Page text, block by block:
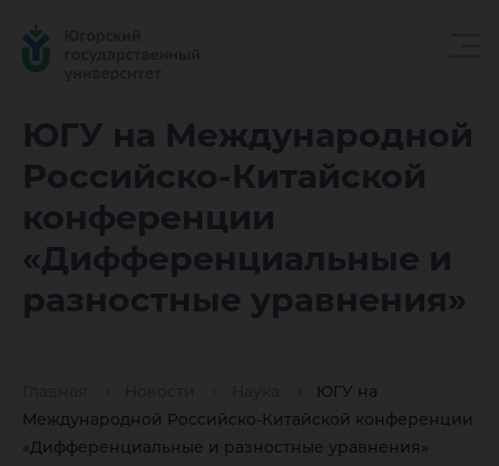
ЮГУ на Международной
Российско-Китайской
конференции
«Дифференциальные и
разностные уравнения»
ЮГУ на
Международной Российско-Китайской конференции
«Дифференциальные и разностные уравнения»
ЮГУ на